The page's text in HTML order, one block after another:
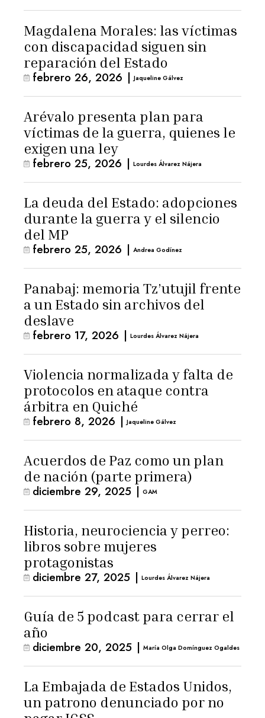
Magdalena Morales: las víctimas
con discapacidad siguen sin
reparación del Estado
febrero 26, 2026 | Jaqueline Gálvez
Arévalo presenta plan para
víctimas de la guerra, quienes le
exigen una ley
febrero 25, 2026 | Lourdes Álvarez Nájera
La deuda del Estado: adopciones
durante la guerra y el silencio
del MP
febrero 25, 2026 | Andrea Godínez
Panabaj: memoria Tz’utujil frente
a un Estado sin archivos del
deslave
febrero 17, 2026 | Lourdes Álvarez Nájera
Violencia normalizada y falta de
protocolos en ataque contra
árbitra en Quiché
febrero 8, 2026 | Jaqueline Gálvez
Acuerdos de Paz como un plan
de nación (parte primera)
diciembre 29, 2025 | GAM
Historia, neurociencia y perreo:
libros sobre mujeres
protagonistas
diciembre 27, 2025 | Lourdes Álvarez Nájera
Guía de 5 podcast para cerrar el
año
diciembre 20, 2025 | María Olga Domínguez Ogaldes
La Embajada de Estados Unidos,
un patrono denunciado por no